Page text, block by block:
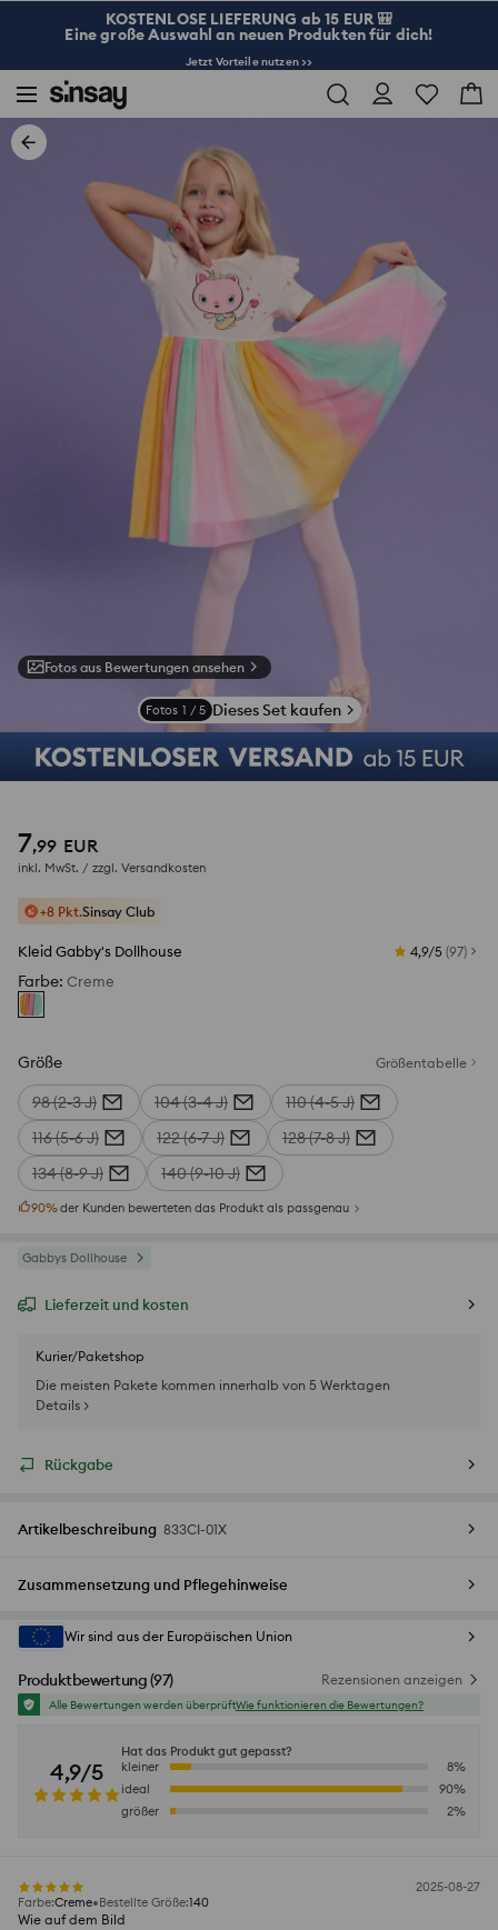
KOSTENLOSE LIEFERUNG ab 15 EUR 🎒
Eine große Auswahl an neuen Produkten für dich!
Jetzt Vorteile nutzen >>
Fotos aus Bewertungen ansehen
Fotos 1 / 5 Dieses Set kaufen
7,99 EUR
inkl. MwSt. / zzgl. Versandkosten
+8 Pkt.Sinsay Club
Kleid Gabby's Dollhouse 4,9/5 (97)
Farbe: Creme
Größe Größentabelle
98 (2-3 J) 104 (3-4 J)
110 (4-5 J)
116 (5-6 J)
122 (6-7 J)
128 (7-8 J)
134 (8-9 J)
140 (9-10 J)
90%der Kunden bewerteten das Produkt als passgenau
Gabbys Dollhouse
Lieferzeit und kosten
Kurier/Paketshop
Die meisten Pakete kommen innerhalb von 5 Werktagen
Details >
Rückgabe
Artikelbeschreibung 833CI-01X
Zusammensetzung und Pflegehinweise
Wir sind aus der Europäischen Union
Produktbewertung(97) Rezensionen anzeigen
Alle Bewertungen werden überprüftWie funktionieren die Bewertungen?
4,9/5
Hat das Produkt gut gepasst?
kleiner
8%
ideal
90%
größer
2%
2025-08-27
Farbe:Creme Bestellte Größe:140
Wie auf dem Bild